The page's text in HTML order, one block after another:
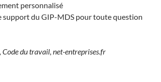
personnalisé
support du GIP-MDS pour toute question
Code du travail, net-entreprises.fr